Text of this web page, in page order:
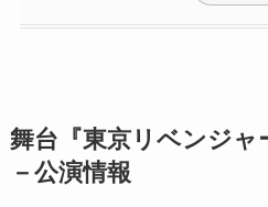
舞台『東京リベンジャ
－公演情報